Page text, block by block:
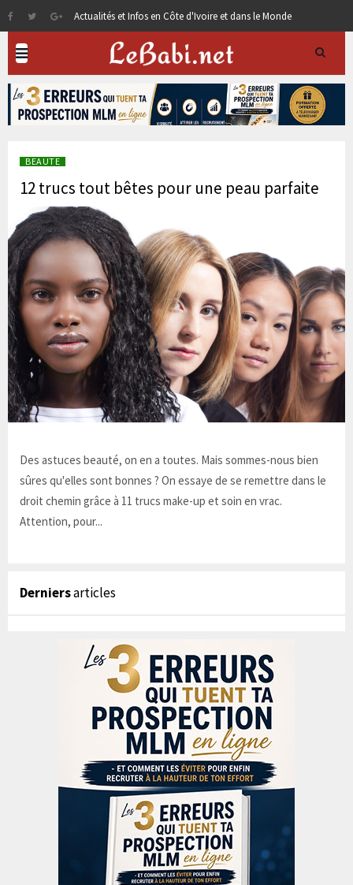
Actualités et Infos en Côte d'Ivoire et dans le Monde
BEAUTE
12 trucs tout bêtes pour une peau parfaite
Des astuces beauté, on en a toutes. Mais sommes-nous bien
sûres qu'elles sont bonnes ? On essaye de se remettre dans le
droit chemin grâce à 11 trucs make-up et soin en vrac.
Attention, pour...
Derniersarticles